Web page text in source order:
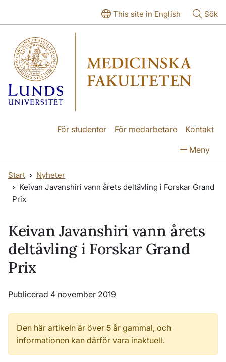
This site in English Sök
För studenter För medarbetare Kontakt
Meny
Start
Nyheter
Keivan Javanshiri vann årets deltävling i Forskar Grand
Prix
Keivan Javanshiri vann årets
deltävling i Forskar Grand
Prix
Publicerad 4 november 2019
Den här artikeln är över 5 år gammal, och
informationen kan därför vara inaktuell.